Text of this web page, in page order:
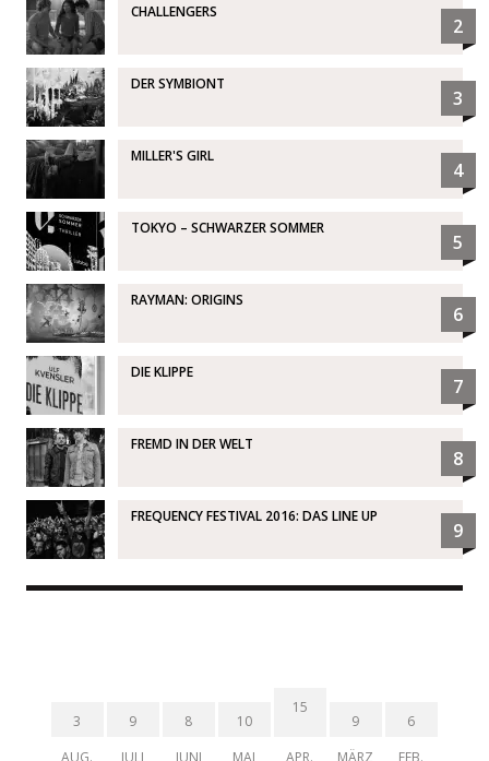
CHALLENGERS
2
DER SYMBIONT
3
MILLER'S GIRL
4
TOKYO – SCHWARZER SOMMER
5
RAYMAN: ORIGINS
6
DIE KLIPPE
7
FREMD IN DER WELT
8
FREQUENCY FESTIVAL 2016: DAS LINE UP
9
3
AUG.
9
JULI
8
JUNI
10
MAI
15
APR.
9
MÄRZ
6
FEB.